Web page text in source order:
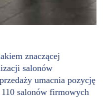
znaczącej
salonów
umacnia pozycję
salonów firmowych